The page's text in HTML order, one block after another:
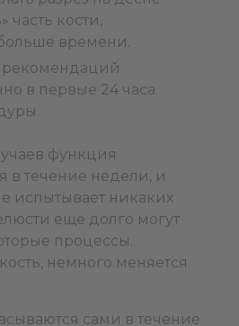
часть кости,
времени.
в первые 24 часа
функция
в течение недели, и
испытывает никаких
еще долго могут
процессы.
немного меняется
сами в течение